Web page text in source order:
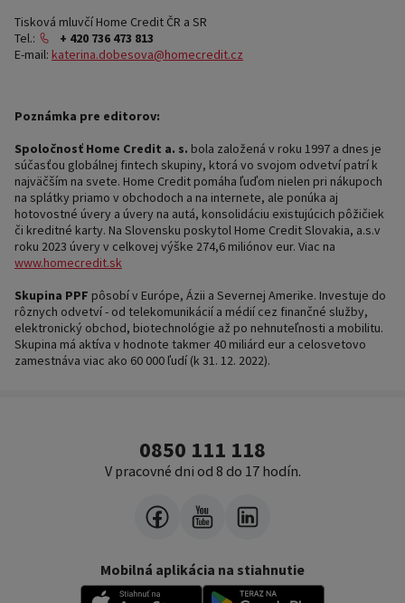
Tisková mluvčí Home Credit ČR a SR
Tel.:
+ 420 736 473 813
E-mail: ­­­ katerina.dobesova@homecredit.cz
Poznámka pre editorov:
Spoločnosť Home Credit a. s. bola založená v roku 1997 a dnes je
súčasťou globálnej fintech skupiny, ktorá vo svojom odvetví patrí k
najväčším na svete. Home Credit pomáha ľuďom nielen pri nákupoch
na splátky priamo v obchodoch a na internete, ale ponúka aj
hotovostné úvery a úvery na autá, konsolidáciu existujúcich pôžičiek
či kreditné karty. Na Slovensku poskytol Home Credit Slovakia, a.s.v
roku 2023 úvery v celkovej výške 274,6 miliónov eur. Viac na
www.homecredit.sk
Skupina PPF pôsobí v Európe, Ázii a Severnej Amerike. Investuje do
rôznych odvetví - od telekomunikácií a médií cez finančné služby,
elektronický obchod, biotechnológie až po nehnuteľnosti a mobilitu.
Skupina má aktíva v hodnote takmer 40 miliárd eur a celosvetovo
zamestnáva viac ako 60 000 ľudí (k 31. 12. 2022).
0850 111 118
V pracovné dni od 8 do 17 hodín.
Mobilná aplikácia na stiahnutie